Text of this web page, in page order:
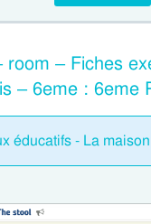
room – Fiches
– 6eme : 6eme
éducatifs - La